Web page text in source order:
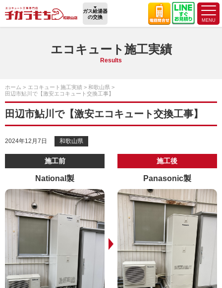
ガス給湯器
の交換
エコキュート施工実績
Results
ホーム エコキュート施工実績
和歌山県
田辺市鮎川で【激安エコキュート交換工事】
田辺市鮎川で【激安エコキュート交換工事】
2024年12月7日 和歌山県
施工前
National製
施工後
Panasonic製